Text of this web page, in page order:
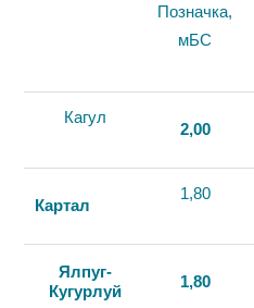
Позначка,
мБС
Кагул
2,00
Картал
1,80
Ялпуг-
Кугурлуй
1,80